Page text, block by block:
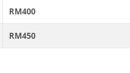
RM400
RM450